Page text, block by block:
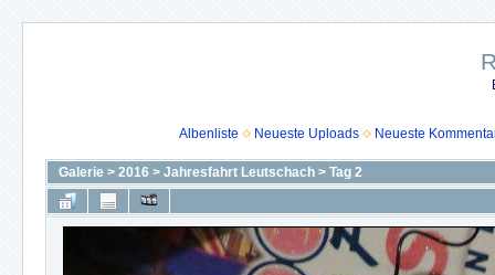
Albenliste Neueste Uploads Neueste
Galerie > 2016 > Jahresfahrt Leutschach > Tag 2